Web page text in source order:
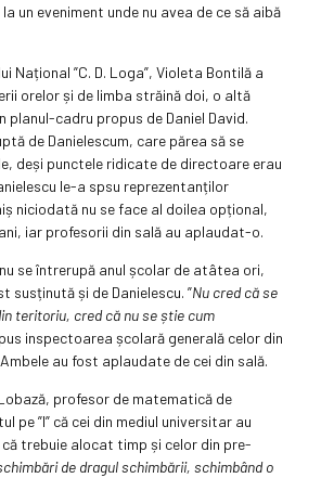
un eveniment unde nu avea de ce să aibă
Național ”C. D. Loga”, Violeta Bontilă a
orelor și de limba străină doi, o altă
planul-cadru propus de Daniel David.
de Danielescum, care părea să se
deși punctele ridicate de directoare erau
le-a spsu reprezentanților
niciodată nu se face al doilea opțional,
iar profesorii din sală au aplaudat-o.
se întrerupă anul școlar de atâtea ori,
susținută și de Danielescu. ”Nu cred că se
teritoriu, cred că nu se știe cum
inspectoarea școlară generală celor din
au fost aplaudate de cei din sală.
profesor de matematică de
pe ”I” că cei din mediul universitar au
trebuie alocat timp și celor din pre-
de dragul schimbării, schimbând o